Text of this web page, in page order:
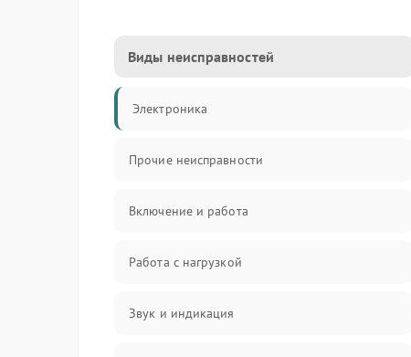
Виды неисправностей
Электроника
Прочие неисправности
Включение и работа
Работа с нагрузкой
Звук и индикация